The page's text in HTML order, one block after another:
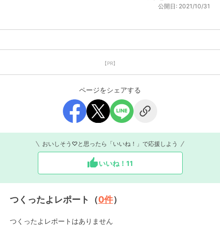
公開日: 2021/10/31
【PR】
ページをシェアする
おいしそう♡と思ったら「いいね！」で応援しよう
いいね！ 11
つくったよレポート（0件）
つくったよレポートはありません